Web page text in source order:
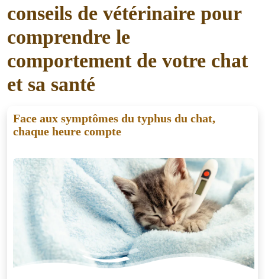
conseils de vétérinaire pour
comprendre le
comportement de votre chat
et sa santé
Face aux symptômes du typhus du chat,
chaque heure compte